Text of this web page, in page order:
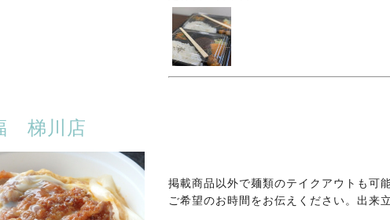
梯川店
掲載商品以外で麺類のテイクアウトも可能
ご希望のお時間をお伝えください。出来